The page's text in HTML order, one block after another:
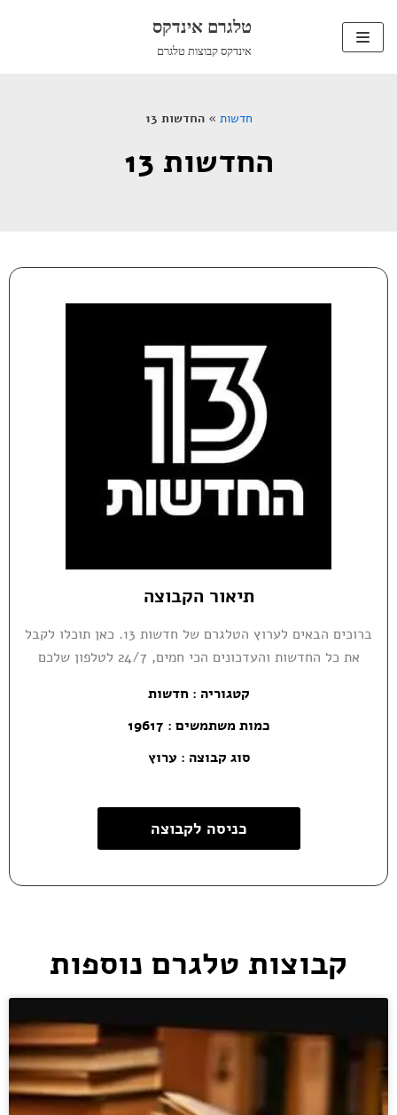
טלגרם אינדקס
אינדקס קבוצות טלגרם
חדשות »החדשות 13
החדשות 13
תיאור הקבוצה
ברוכים הבאים לערוץ הטלגרם של חדשות 13. כאן תוכלו לקבל
את כל החדשות והעדכונים הכי חמים, 24/7 לטלפון שלכם
קטגוריה : חדשות
כמות משתמשים : 19617
סוג קבוצה : ערוץ
כניסה לקבוצה
קבוצות טלגרם נוספות